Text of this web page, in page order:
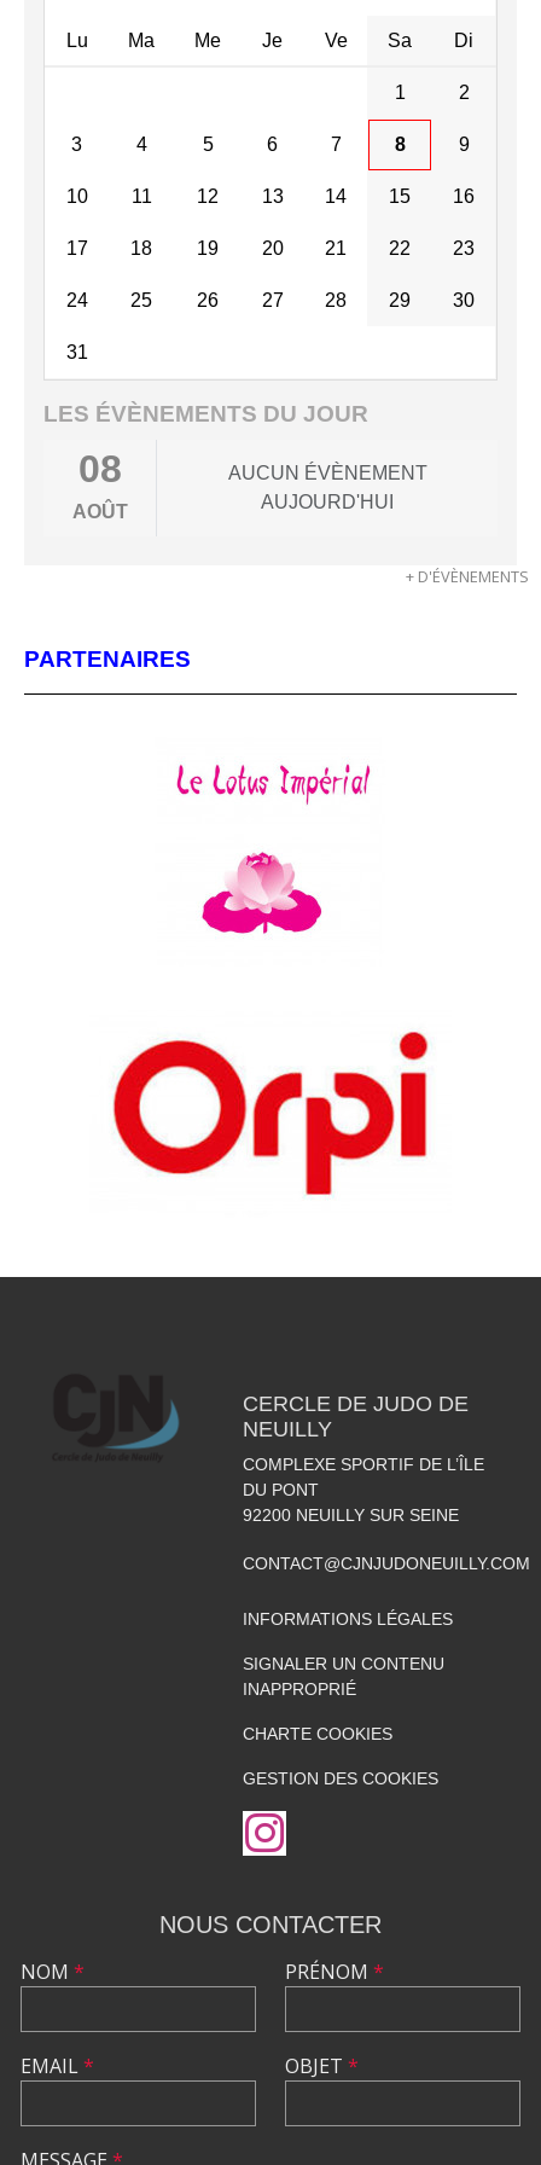
NATIONAL POUR LE
EMMIE BIZON 3ÈME À
Lu Ma Me Je Ve Sa Di
1 2
3 4 5 6 7 8 9
10 11 12 13 14 15 16
17 18 19 20 21 22 23
24 25 26 27 28 29 30
31
LES ÉVÈNEMENTS DU JOUR
08
AOÛT
AUCUN ÉVÈNEMENT
AUJOURD'HUI
+ D'ÉVÈNEMENTS
PARTENAIRES
CERCLE DE JUDO DE
NEUILLY
COMPLEXE SPORTIF DE L’ÎLE
DU PONT
92200 NEUILLY SUR SEINE
CONTACT@CJNJUDONEUILLY.COM
INFORMATIONS LÉGALES
SIGNALER UN CONTENU
INAPPROPRIÉ
CHARTE COOKIES
GESTION DES COOKIES
NOUS CONTACTER
NOM *
EMAIL*
PRÉNOM *
OBJET *